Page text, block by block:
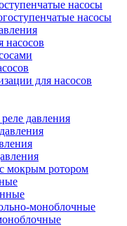
насосы
насосы
насосов
для насосов
давления
мокрым ротором
моноблочные